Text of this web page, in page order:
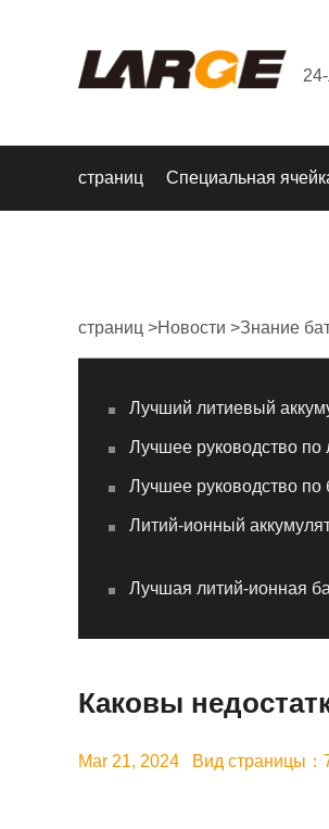
страниц Специальная
страниц >Новости >Знание
Лучший литиевый
Лучшее руководство по
Лучшее руководство по
Литий-ионный
Лучшая литий-ионная
Каковы
Mar 21, 2024 Вид страницы：